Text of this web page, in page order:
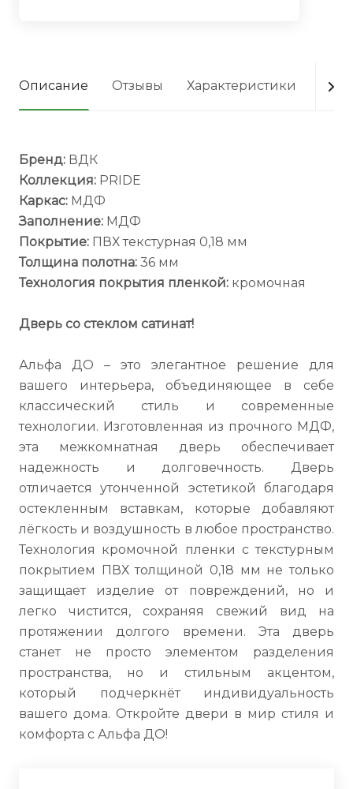
Описание Отзывы Характеристики
Бренд: ВДК
Коллекция: PRIDE
Каркас: МДФ
Заполнение: МДФ
Покрытие: ПВХ текстурная 0,18 мм
Толщина полотна: 36 мм
Технология покрытия пленкой: кромочная
Дверь со стеклом сатинат!
Альфа ДО – это элегантное решение для
вашего интерьера, объединяющее в себе
классический стиль и современные
технологии. Изготовленная из прочного МДФ,
эта межкомнатная дверь обеспечивает
надежность и долговечность. Дверь
отличается утонченной эстетикой благодаря
остекленным вставкам, которые добавляют
лёгкость и воздушность в любое пространство.
Технология кромочной пленки с текстурным
покрытием ПВХ толщиной 0,18 мм не только
защищает изделие от повреждений, но и
легко чистится, сохраняя свежий вид на
протяжении долгого времени. Эта дверь
станет не просто элементом разделения
пространства, но и стильным акцентом,
который подчеркнёт индивидуальность
вашего дома. Откройте двери в мир стиля и
комфорта с Альфа ДО!